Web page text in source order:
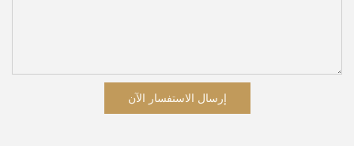
إرسال الاستفسار الآن